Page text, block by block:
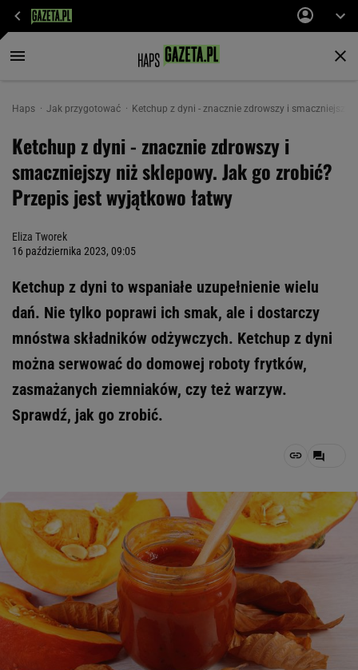
Haps Jak przygotować Ketchup z dyni - znacznie zdrowszy i smaczniejszy
Ketchup z dyni - znacznie zdrowszy i
smaczniejszy niż sklepowy. Jak go zrobić?
Przepis jest wyjątkowo łatwy
Eliza Tworek
16 października 2023, 09:05
Ketchup z dyni to wspaniałe uzupełnienie wielu
dań. Nie tylko poprawi ich smak, ale i dostarczy
mnóstwa składników odżywczych. Ketchup z dyni
można serwować do domowej roboty frytków,
zasmażanych ziemniaków, czy też warzyw.
Sprawdź, jak go zrobić.